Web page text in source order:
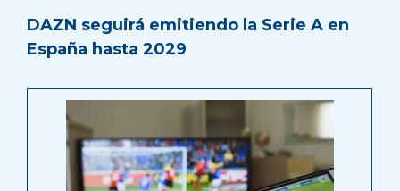
DAZN seguirá emitiendo la Serie A en
España hasta 2029